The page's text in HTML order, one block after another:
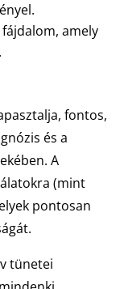
amely
fontos,
és a
A
(mint
pontosan
tünetei